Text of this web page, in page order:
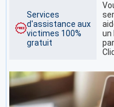
Services
d'assistance aux
victimes 100%
gratuit
un